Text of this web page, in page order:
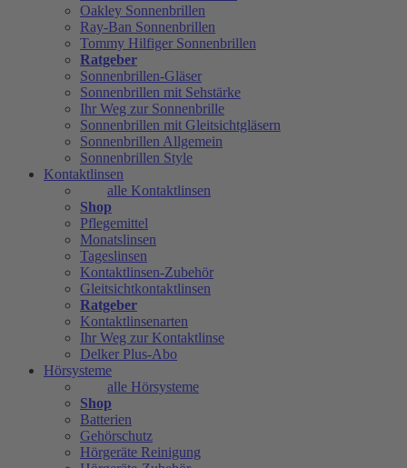
Oakley Sonnenbrillen
Ray-Ban Sonnenbrillen
Tommy Hilfiger Sonnenbrillen
Ratgeber
Sonnenbrillen-Gläser
Sonnenbrillen mit Sehstärke
Ihr Weg zur Sonnenbrille
Sonnenbrillen mit Gleitsichtgläsern
Sonnenbrillen Allgemein
Sonnenbrillen Style
Kontaktlinsen
alle Kontaktlinsen
Shop
Pflegemittel
Monatslinsen
Tageslinsen
Kontaktlinsen-Zubehör
Gleitsichtkontaktlinsen
Ratgeber
Kontaktlinsenarten
Ihr Weg zur Kontaktlinse
Delker Plus-Abo
Hörsysteme
alle Hörsysteme
Shop
Batterien
Gehörschutz
Hörgeräte Reinigung